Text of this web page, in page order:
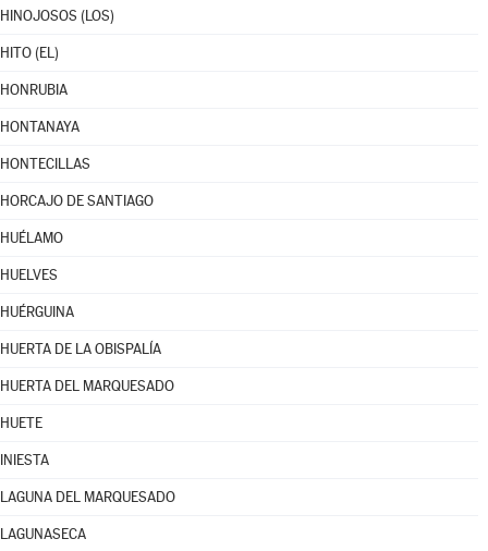
HINOJOSOS (LOS)
HITO (EL)
HONRUBIA
HONTANAYA
HONTECILLAS
HORCAJO DE SANTIAGO
HUÉLAMO
HUELVES
HUÉRGUINA
HUERTA DE LA OBISPALÍA
HUERTA DEL MARQUESADO
HUETE
INIESTA
LAGUNA DEL MARQUESADO
LAGUNASECA